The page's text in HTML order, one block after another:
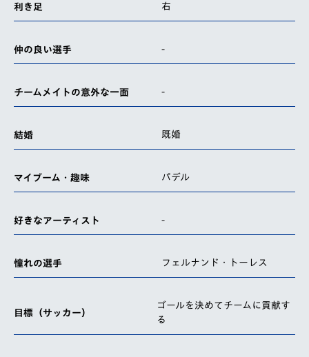
利き足 右
仲の良い選手 -
チームメイトの意外な一面 -
結婚 既婚
マイブーム・趣味 パデル
好きなアーティスト -
憧れの選手 フェルナンド・トーレス
目標（サッカー）
ゴールを決めてチームに貢献す
る